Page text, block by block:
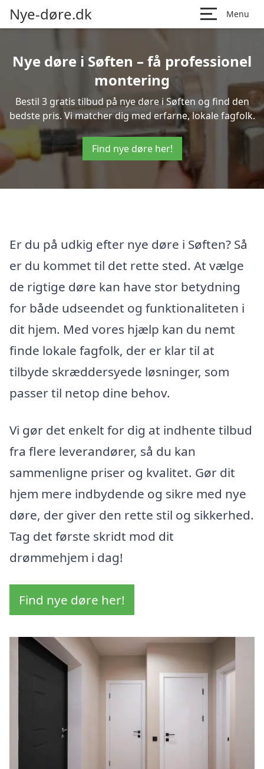
Nye-døre.dk Menu
Nye døre i Søften – få professionel
montering
Bestil 3 gratis tilbud på nye døre i Søften og find den
bedste pris. Vi matcher dig med erfarne, lokale fagfolk.
Find nye døre her!
Er du på udkig efter nye døre i Søften? Så
er du kommet til det rette sted. At vælge
de rigtige døre kan have stor betydning
for både udseendet og funktionaliteten i
dit hjem. Med vores hjælp kan du nemt
finde lokale fagfolk, der er klar til at
tilbyde skræddersyede løsninger, som
passer til netop dine behov.
Vi gør det enkelt for dig at indhente tilbud
fra flere leverandører, så du kan
sammenligne priser og kvalitet. Gør dit
hjem mere indbydende og sikre med nye
døre, der giver den rette stil og sikkerhed.
Tag det første skridt mod dit
drømmehjem i dag!
Find nye døre her!